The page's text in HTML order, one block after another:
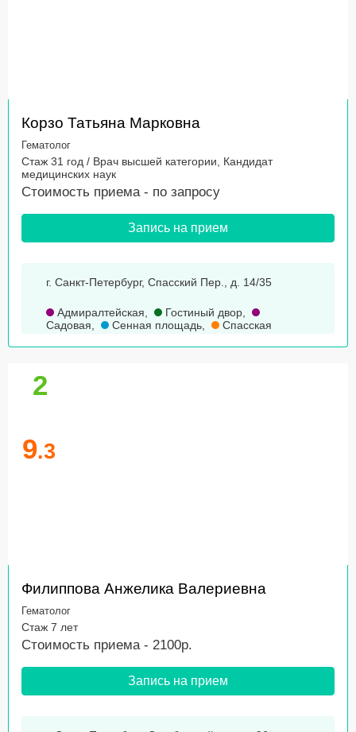
Корзо Татьяна Марковна
Гематолог
Стаж 31 год / Врач высшей категории, Кандидат
медицинских наук
Стоимость приема - по запросу
Запись на прием
г. Санкт-Петербург, Спасский Пер., д. 14/35
Адмиралтейская, Гостиный двор,
Садовая, Сенная площадь, Спасская
2
9.3
Филиппова Анжелика Валериевна
Гематолог
Стаж 7 лет
Стоимость приема - 2100р.
Запись на прием